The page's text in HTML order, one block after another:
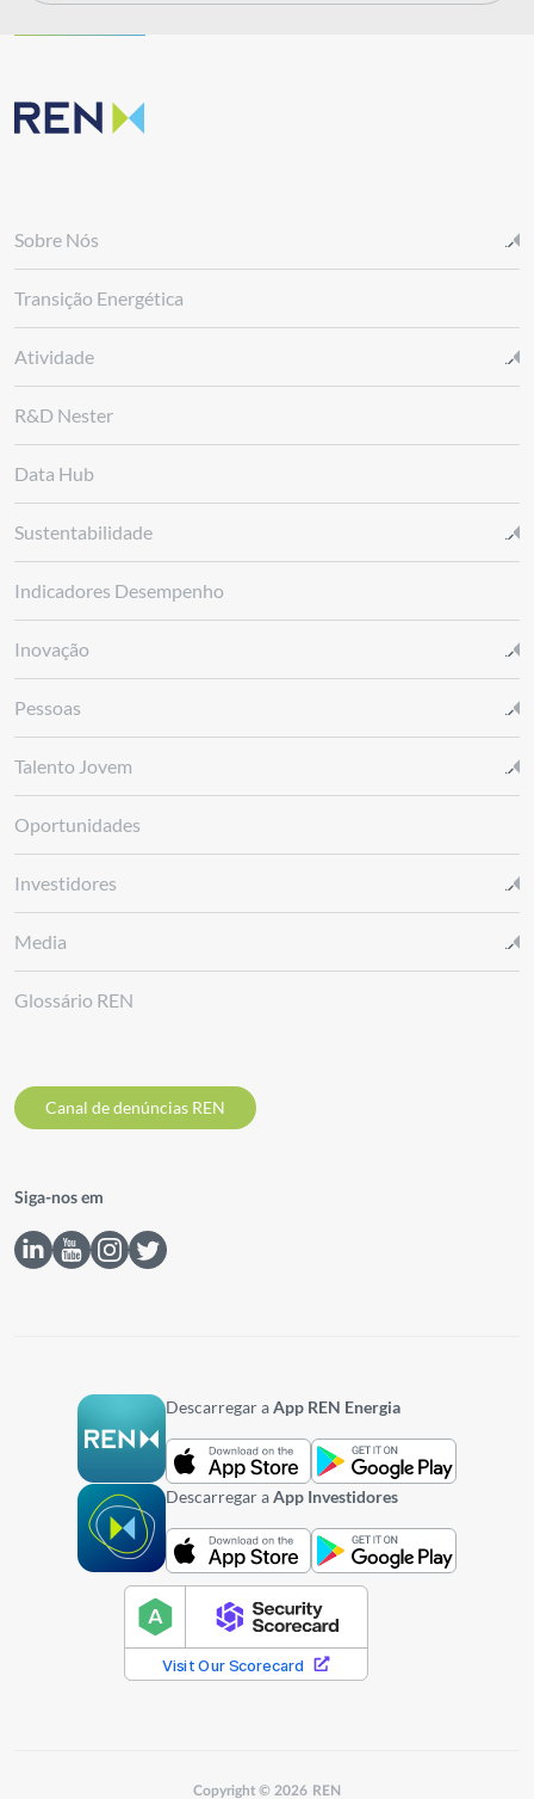
Sobre Nós
Transição Energética
Atividade
R&D Nester
Data Hub
Sustentabilidade
Indicadores Desempenho
Inovação
Pessoas
Talento Jovem
Oportunidades
Investidores
Media
Glossário REN
Canal de denúncias REN
Siga-nos em
Descarregar aApp REN Energia
Descarregar aApp Investidores
Copyright © 2026 REN